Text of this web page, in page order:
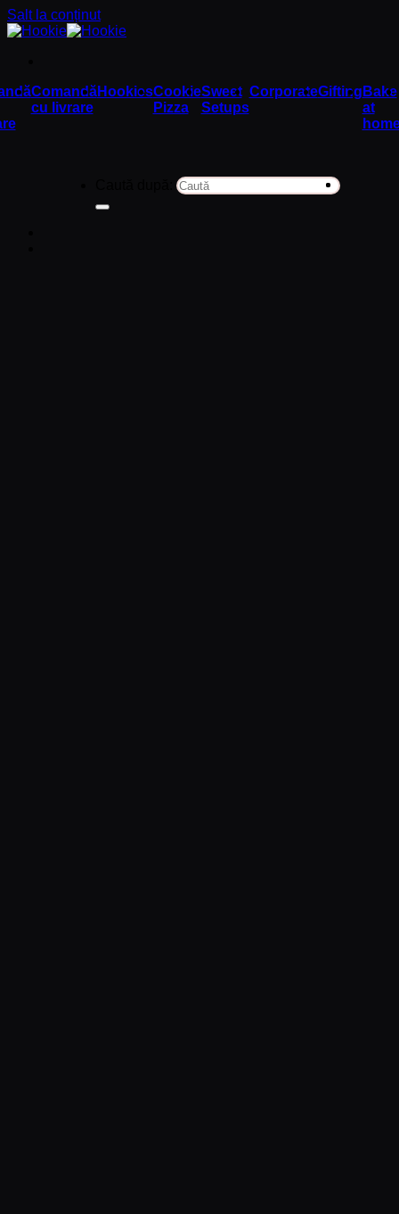
Salt la conținut
Comandă
cu livrare
HookiesCookie
Pizza
Sweet
Setups
CorporateGifting Bake
at